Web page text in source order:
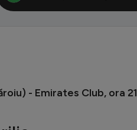
- Emirates Club, ora